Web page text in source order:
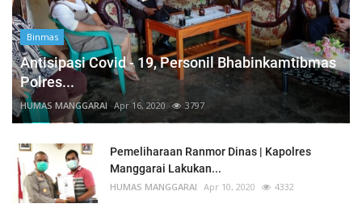
Binmas
Antisipasi Covid - 19, Personil Bhabinkamtibmas
Polres...
HUMAS MANGGARAI Apr 16, 2020 3797
Pemeliharaan Ranmor Dinas | Kapolres
Manggarai Lakukan...
HUMAS MANGGARAI Apr 10, 2020 4332